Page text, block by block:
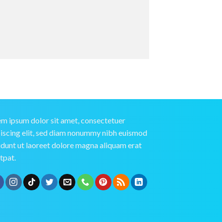
ipsum dolor sit amet, consectetuer
elit, sed diam nonummy nibh euismod
ut laoreet dolore magna aliquam erat